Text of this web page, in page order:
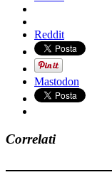
Reddit
Mastodon
Correlati